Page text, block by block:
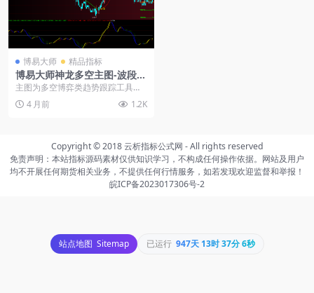
博易大师 精品指标
博易大师神龙多空主图-波段趋
势幅图
主图为多空博弈类趋势跟踪工具，
核心通过红绿 K 线、多色趋势带
（绿 / 黄 / ...
4 月前 1.2K
Copyright © 2018云析指标公式网 - All rights reserved
免责声明：本站指标源码素材仅供知识学习，不构成任何操作依据。网站及用户
均不开展任何期货相关业务，不提供任何行情服务，如若发现欢迎监督和举报！
皖ICP备2023017306号-2
站点地图 Sitemap 已运行 947天 13时 37分 6秒